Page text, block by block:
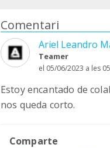
Comentari
Ariel Leandro
Teamer
el 05/06/2023 a les
Estoy encantado de
nos queda corto.
Comparte